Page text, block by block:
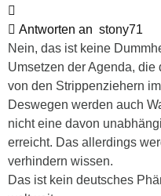
Antworten an stony71
Nein, das ist keine
Umsetzen der Agenda,
von den Strippenziehern
Deswegen werden auch
nicht eine davon
erreicht. Das allerdings
verhindern wissen.
Das ist kein deutsches